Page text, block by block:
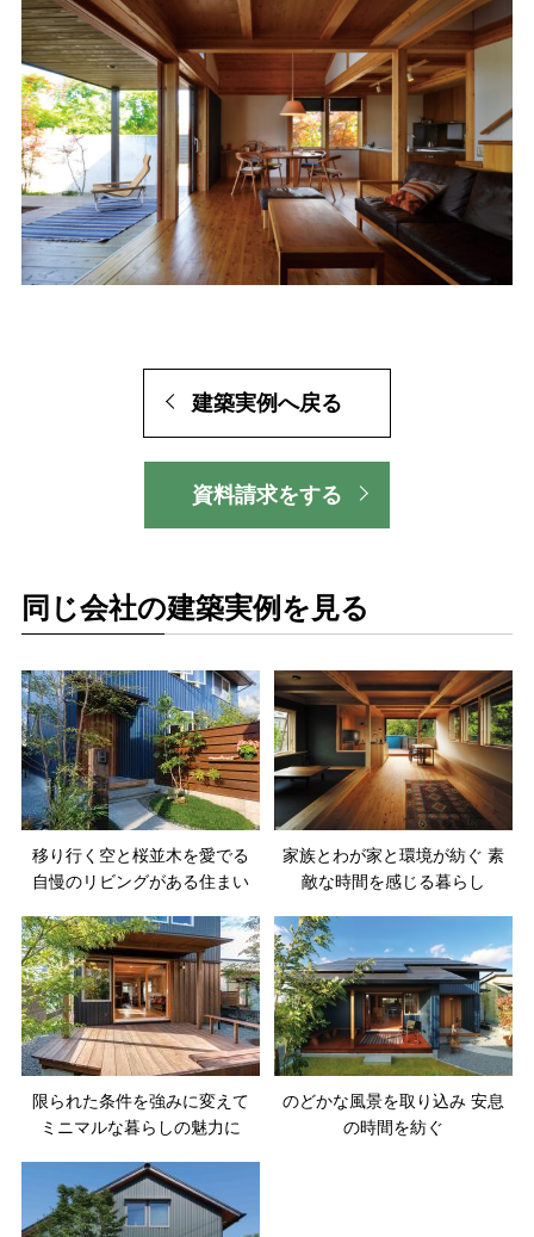
建築実例へ戻る
資料請求をする
同じ会社の建築実例を見る
移り行く空と桜並木を愛でる
自慢のリビングがある住まい
家族とわが家と環境が紡ぐ 素
敵な時間を感じる暮らし
限られた条件を強みに変えて
ミニマルな暮らしの魅力に
のどかな風景を取り込み 安息
の時間を紡ぐ